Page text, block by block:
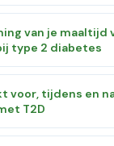
van je maaltijd
type 2 diabetes
voor, tijdens en
T2D